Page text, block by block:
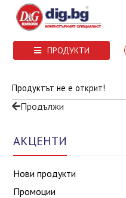
ПРОДУКТИ
Продуктът не е открит!
Продължи
АКЦЕНТИ
Нови продукти
Промоции